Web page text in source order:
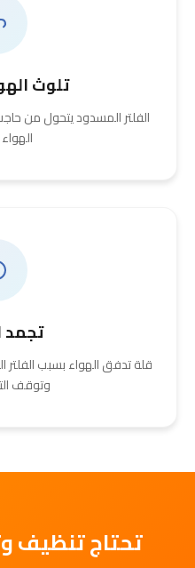
تلوث
الفلتر المسدود يتحول من
تجمد
قلة تدفق الهواء بسبب
وتوقف
تحتاج تنظيف